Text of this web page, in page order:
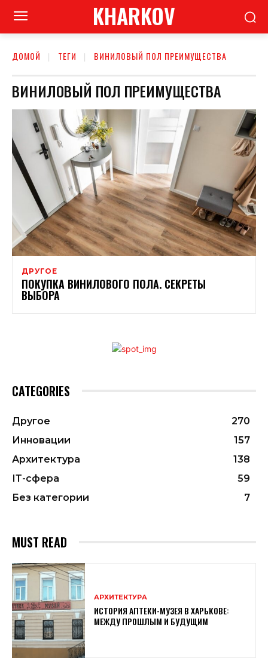
KHARKOV
ДОМОЙ ТЕГИ ВИНИЛОВЫЙ ПОЛ ПРЕИМУЩЕСТВА
ВИНИЛОВЫЙ ПОЛ ПРЕИМУЩЕСТВА
ДРУГОЕ
ПОКУПКА ВИНИЛОВОГО ПОЛА. СЕКРЕТЫ
ВЫБОРА
CATEGORIES
Другое
270
Инновации
157
Архитектура
138
ІТ-сфера
59
Без категории
7
MUST READ
АРХИТЕКТУРА
ИСТОРИЯ АПТЕКИ-МУЗЕЯ В ХАРЬКОВЕ:
МЕЖДУ ПРОШЛЫМ И БУДУЩИМ